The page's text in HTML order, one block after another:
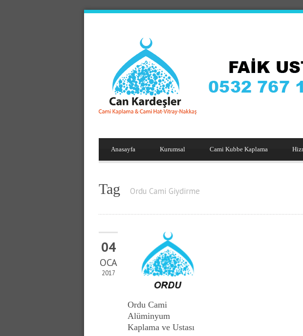
Anasayfa Kurumsal Cami Kubbe Kaplama
Tag Ordu Cami Giydirme
04
OCA
2017
Ordu Cami
Alüminyum
Kaplama ve Ustası